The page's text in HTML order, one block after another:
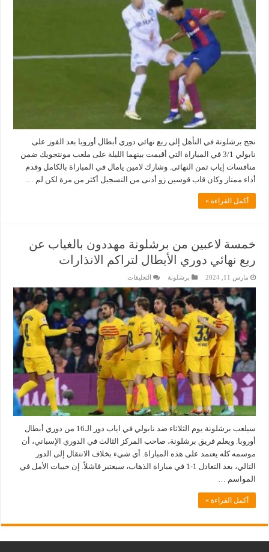
لامين
يامال
ضد
لاعب
دوري
الأبطال
نجح برشلونة في التأهل إلى ربع نهائي دوري أبطال أوروبا بعد الفوز على
نابولي 3/1 في المباراة التي أقيمت بينهما الليلة على ملعب مونتجويك ضمن
منافسات إياب ثمن النهائى. وشارك لامين يامال في المباراة بالكامل وقدم
أداء ممتاز وكان قاب قوسين زو أدنى من التسجيل أكثر من مرة لكن لم …
أكمل القراءة »
خمسة لاعبين من برشلونة مهددون بالغياب عن
ربع نهائي دوري الأبطال لتراكم الانذارات
مارس 11, 2024 برشلونة التعليقات
لاعبين
من
برشلونة
مهددون
بالغياب
عن
ربع
نهائي
دوري
الأبطال
لتراكم
الانذارات
مغلقة
سيلعب برشلونة يوم الثلاثاء ضد نابولي في اياب دور الـ16 من دوري أبطال
أوروبا. ويعلم فريق برشلونة، صاحب المركز الثالث في الدوري الإسباني، أن
موسمه كله يعتمد على هذه المباراة. أي شيء بخلاف الانتقال إلى الدور
التالي، بعد التعادل 1-1 في مباراة الذهاب، سيعتبر فاشلاً. إن خيبات الأمل في
المواسم …
أكمل القراءة »